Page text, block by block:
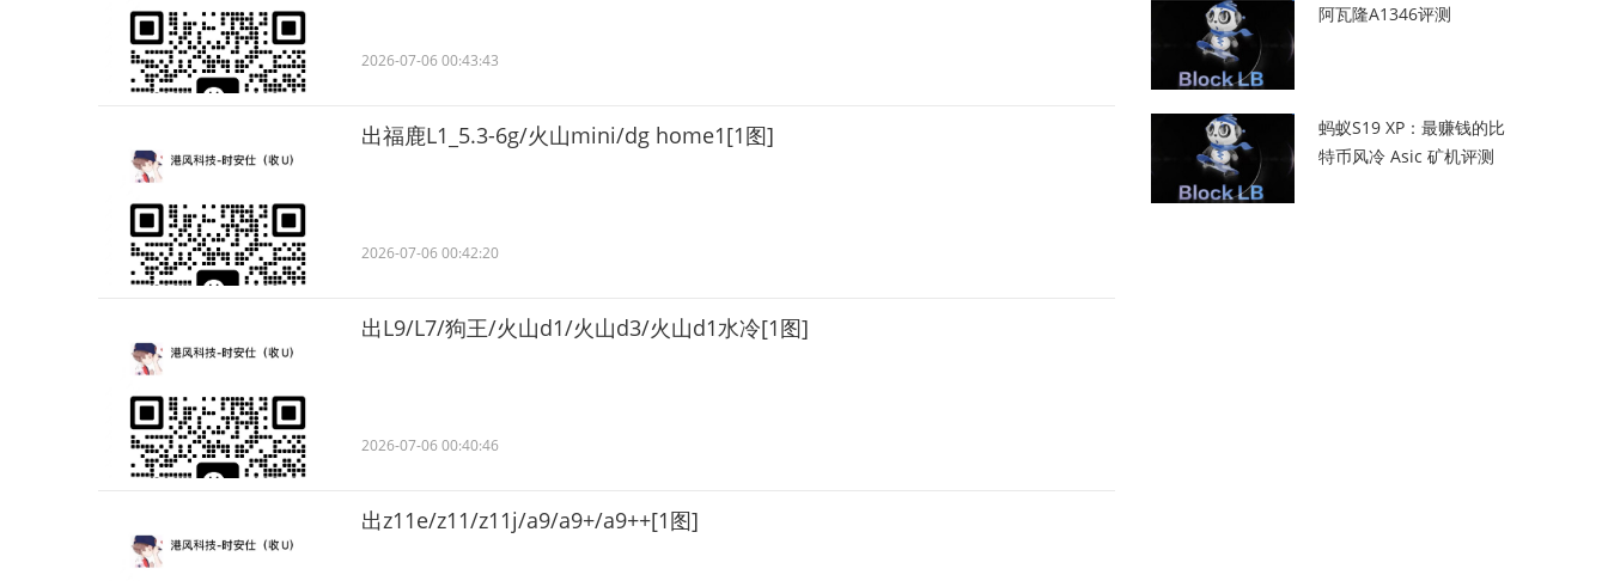
2026-07-06 00:43:43
出福鹿L1_5.3-6g/火山mini/dg home1[1图]
2026-07-06 00:42:20
出L9/L7/狗王/火山d1/火山d3/火山d1水冷[1图]
2026-07-06 00:40:46
出z11e/z11/z11j/a9/a9+/a9++[1图]
阿瓦隆A1346评测
蚂蚁S19 XP：最赚钱的比
特币风冷 Asic 矿机评测